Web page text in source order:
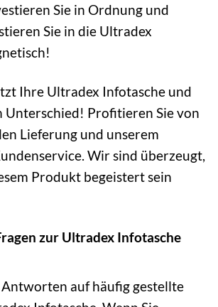
Sie in Ordnung und
Sie in die Ultradex
Ihre Ultradex Infotasche und
Unterschied! Profitieren Sie von
Lieferung und unserem
Wir sind überzeugt,
Produkt begeistert sein
zur Ultradex Infotasche
auf häufig gestellte